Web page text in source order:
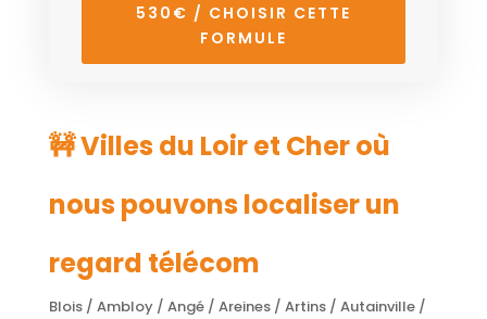
530€ / CHOISIR CETTE
FORMULE
🚧 Villes du Loir et Cher où
nous pouvons localiser un
regard télécom
Blois / Ambloy / Angé / Areines / Artins / Autainville /